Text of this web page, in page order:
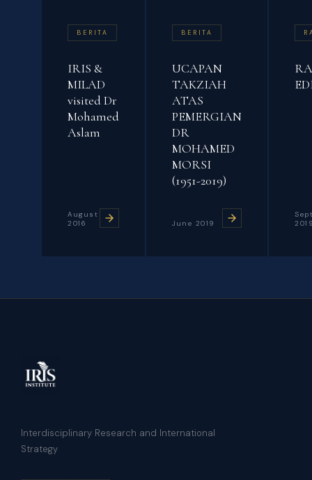
BERITA
IRIS &
MILAD
visited Dr
Mohamed
Aslam
August
2016
BERITA
UCAPAN
TAKZIAH
ATAS
PEMERGIAN
DR
MOHAMED
MORSI
(1951-2019)
June 2019
Interdisciplinary Research and International
Strategy